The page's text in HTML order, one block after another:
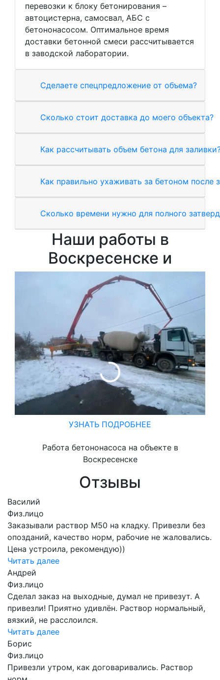
перевозки к блоку бетонирования –
автоцистерна, самосвал, АБС с
бетононасосом. Оптимальное время
доставки бетонной смеси рассчитывается
в заводской лаборатории.
Сделаете спецпредложение от объема?
Сколько стоит доставка до моего объекта?
Как рассчитывать объем бетона для
Как правильно ухаживать за бетоном после
Сколько времени нужно для полного
Наши работы в
Воскресенске и
УЗНАТЬ ПОДРОБНЕЕ
Работа бетононасоса на объекте в
Воскресенске
Отзывы
Василий
Физ.лицо
Заказывали раствор М50 на кладку. Привезли без
опозданий, качество норм, рабочие не жаловались.
Цена устроила, рекомендую))
Читать далее
Андрей
Физ.лицо
Сделал заказ на выходные, думал не привезут. А
привезли! Приятно удивлён. Раствор нормальный,
вязкий, не расслоился.
Читать далее
Борис
Физ.лицо
Привезли утром, как договаривались. Раствор